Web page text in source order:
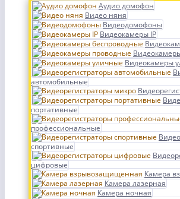
Аудио домофон
Видео няня
Видеодомофоны
Видеокамеры IP
Видеокамеры
автомобильные
портативные
профессиональные
спортивные
цифровые
Камера
Камера лазерная
Камера ночная